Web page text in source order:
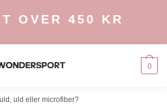
OVER 450 KR
0
uld eller microfiber?